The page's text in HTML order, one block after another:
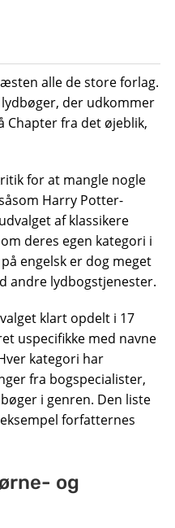
alle de store forlag.
der udkommer
Chapter fra det øjeblik,
for at mangle nogle
Harry Potter-
af klassikere
deres egen kategori i
engelsk er dog meget
andre lydbogstjenester.
klart opdelt i 17
uspecifikke med navne
kategori har
fra bogspecialister,
i genren. Den liste
forfatternes
og